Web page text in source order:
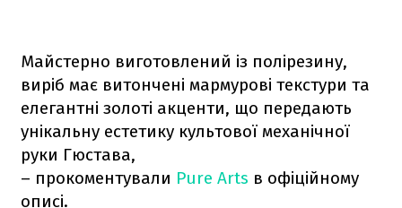
Майстерно виготовлений із полірезину,
виріб має витончені мармурові текстури та
елегантні золоті акценти, що передають
унікальну естетику культової механічної
руки Гюстава,
– прокоментували Pure Arts в офіційному
описі.